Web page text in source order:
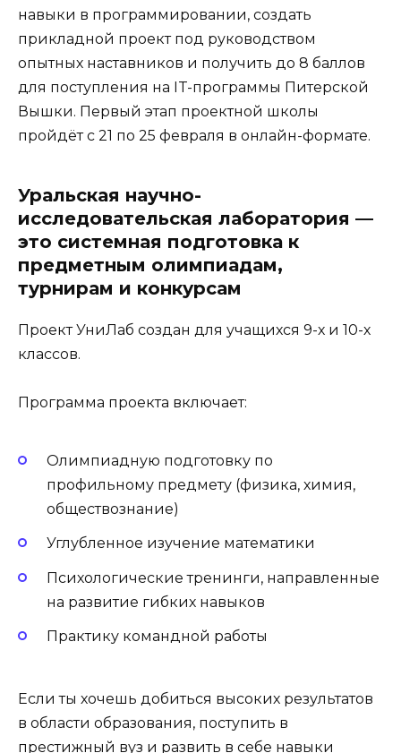
навыки в программировании, создать
прикладной проект под руководством
опытных наставников и получить до 8 баллов
для поступления на IT-программы Питерской
Вышки. Первый этап проектной школы
пройдёт с 21 по 25 февраля в онлайн-формате.
Уральская научно-
исследовательская лаборатория —
это системная подготовка к
предметным олимпиадам,
турнирам и конкурсам
Проект УниЛаб создан для учащихся 9-х и 10-х
классов.
Программа проекта включает:
Олимпиадную подготовку по
профильному предмету (физика, химия,
обществознание)
Углубленное изучение математики
Психологические тренинги, направленные
на развитие гибких навыков
Практику командной работы
Если ты хочешь добиться высоких результатов
в области образования, поступить в
престижный вуз и развить в себе навыки